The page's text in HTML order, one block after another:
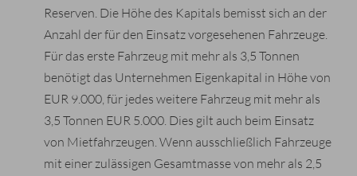
Reserven. Die Höhe des Kapitals bemisst sich an der
Anzahl der für den Einsatz vorgesehenen Fahrzeuge.
Für das erste Fahrzeug mit mehr als 3,5 Tonnen
benötigt das Unternehmen Eigenkapital in Höhe von
EUR 9.000, für jedes weitere Fahrzeug mit mehr als
3,5 Tonnen EUR 5.000. Dies gilt auch beim Einsatz
von Mietfahrzeugen. Wenn ausschließlich Fahrzeuge
mit einer zulässigen Gesamtmasse von mehr als 2,5